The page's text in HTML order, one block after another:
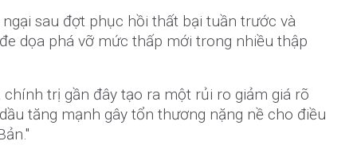
sau đợt phục hồi thất bại tuần trước và
dọa phá vỡ mức thấp mới trong nhiều thập
chính trị gần đây tạo ra một rủi ro giảm giá rõ
tăng mạnh gây tổn thương nặng nề cho điều